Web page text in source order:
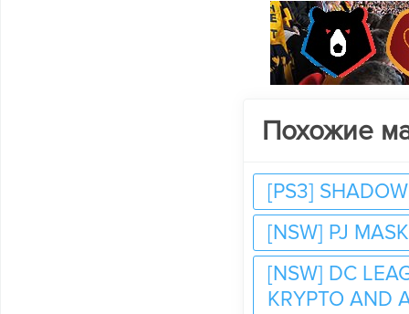
Похожие
[PS3]
[NSW] PJ
[NSW] DC
KRYPTO AND